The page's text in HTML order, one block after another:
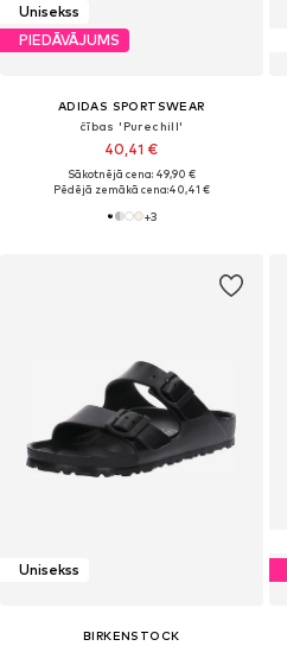
Unisekss
PIEDĀVĀJUMS
ADIDAS SPORTSWEAR
čības 'Purechill'
40,41 €
Sākotnējā cena: 49,90 €
Pēdējā zemākā cena:40,41 €
+3
Unisekss
BIRKENSTOCK